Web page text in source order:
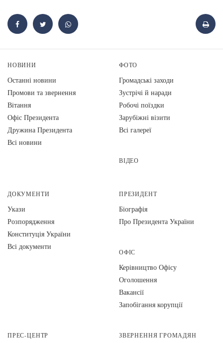
НОВИНИ
Останні новини
Промови та звернення
Вiтання
Офіс Президента
Дружина Президента
Всі новини
ФОТО
Громадські заходи
Зустрічі й наради
Робочі поїздки
Зарубіжні візити
Всі галереї
ВІДЕО
ДОКУМЕНТИ
Укази
Розпорядження
Конституція України
Всі документи
ПРЕЗИДЕНТ
Біографія
Про Президента України
ОФІС
Керівництво Офісу
Оголошення
Вакансії
Запобігання корупції
ПРЕС-ЦЕНТР ЗВЕРНЕННЯ ГРОМАДЯН